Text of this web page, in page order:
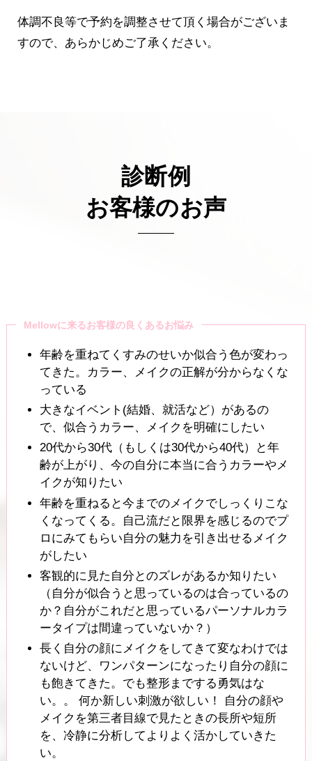
体調不良等で予約を調整させて頂く場合がございま
すので、あらかじめご了承ください。
診断例
お客様のお声
Mellowに来るお客様の良くあるお悩み
年齢を重ねてくすみのせいか似合う色が変わっ
てきた。カラー、メイクの正解が分からなくな
っている
大きなイベント(結婚、就活など）があるの
で、似合うカラー、メイクを明確にしたい
20代から30代（もしくは30代から40代）と年
齢が上がり、今の自分に本当に合うカラーやメ
イクが知りたい
年齢を重ねると今までのメイクでしっくりこな
くなってくる。自己流だと限界を感じるのでプ
ロにみてもらい自分の魅力を引き出せるメイク
がしたい
客観的に見た自分とのズレがあるか知りたい
（自分が似合うと思っているのは合っているの
か？自分がこれだと思っているパーソナルカラ
ータイプは間違っていないか？）
長く自分の顔にメイクをしてきて変なわけでは
ないけど、ワンパターンになったり自分の顔に
も飽きてきた。でも整形までする勇気はな
い。。 何か新しい刺激が欲しい！ 自分の顔や
メイクを第三者目線で見たときの長所や短所
を、冷静に分析してよりよく活かしていきた
い。